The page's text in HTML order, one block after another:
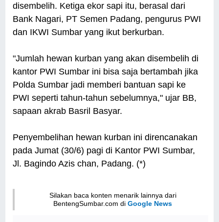
disembelih. Ketiga ekor sapi itu, berasal dari
Bank Nagari, PT Semen Padang, pengurus PWI
dan IKWI Sumbar yang ikut berkurban.
"Jumlah hewan kurban yang akan disembelih di
kantor PWI Sumbar ini bisa saja bertambah jika
Polda Sumbar jadi memberi bantuan sapi ke
PWI seperti tahun-tahun sebelumnya," ujar BB,
sapaan akrab Basril Basyar.
Penyembelihan hewan kurban ini direncanakan
pada Jumat (30/6) pagi di Kantor PWI Sumbar,
Jl. Bagindo Azis chan, Padang. (*)
Silakan baca konten menarik lainnya dari
BentengSumbar.com diGoogle News